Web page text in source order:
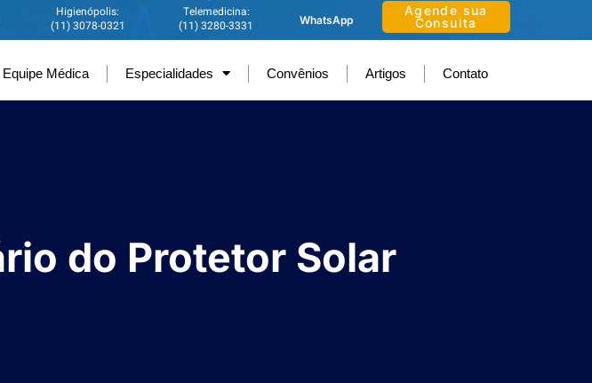
Higienópolis:
(11) 3078-0321
Telemedicina:
(11) 3280-3331
WhatsApp
Agende sua
Consulta
Equipe Médica Especialidades Convênios Artigos Contato
do Protetor Solar